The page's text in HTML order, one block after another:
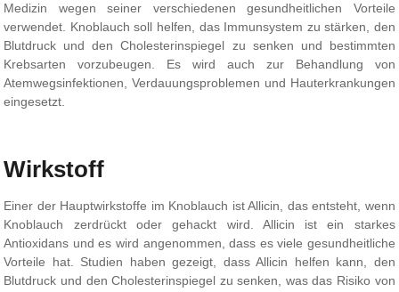
Medizin wegen seiner verschiedenen gesundheitlichen Vorteile
verwendet. Knoblauch soll helfen, das Immunsystem zu stärken, den
Blutdruck und den Cholesterinspiegel zu senken und bestimmten
Krebsarten vorzubeugen. Es wird auch zur Behandlung von
Atemwegsinfektionen, Verdauungsproblemen und Hauterkrankungen
eingesetzt.
Wirkstoff
Einer der Hauptwirkstoffe im Knoblauch ist Allicin, das entsteht, wenn
Knoblauch zerdrückt oder gehackt wird. Allicin ist ein starkes
Antioxidans und es wird angenommen, dass es viele gesundheitliche
Vorteile hat. Studien haben gezeigt, dass Allicin helfen kann, den
Blutdruck und den Cholesterinspiegel zu senken, was das Risiko von